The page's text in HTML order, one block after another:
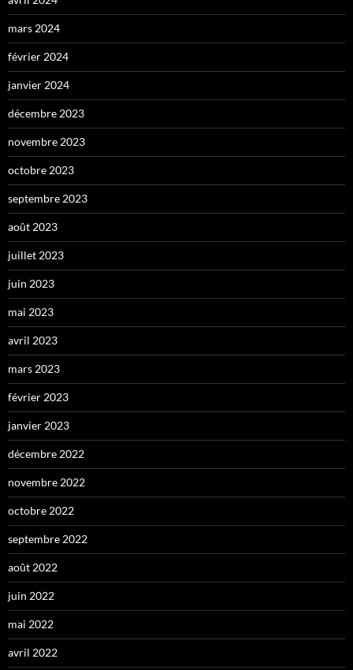
mars 2024
février 2024
janvier 2024
décembre 2023
novembre 2023
octobre 2023
septembre 2023
août 2023
juillet 2023
juin 2023
mai 2023
avril 2023
mars 2023
février 2023
janvier 2023
décembre 2022
novembre 2022
octobre 2022
septembre 2022
août 2022
juin 2022
mai 2022
avril 2022